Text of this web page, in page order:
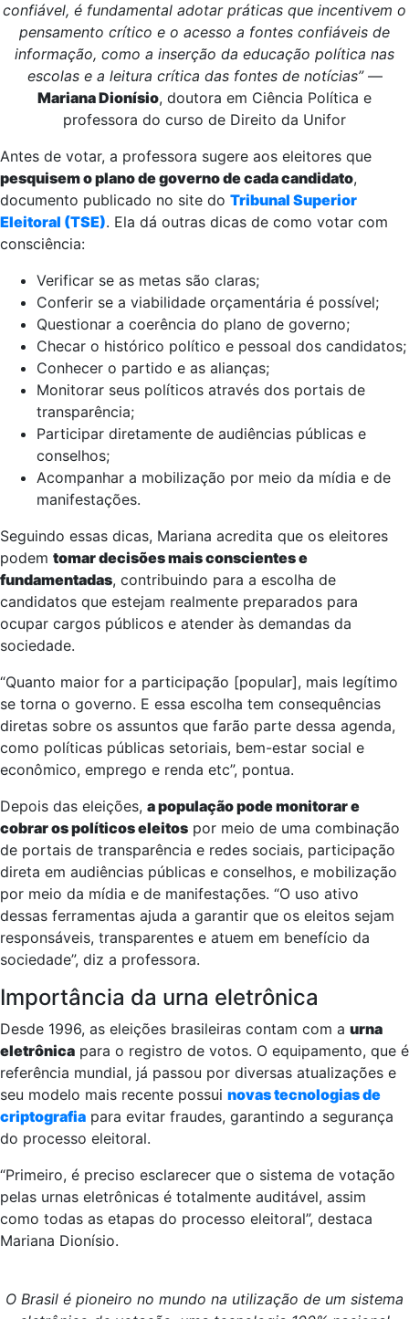
confiável, é fundamental adotar práticas que incentivem o
pensamento crítico e o acesso a fontes confiáveis de
informação, como a inserção da educação política nas
escolas e a leitura crítica das fontes de notícias”—
Mariana Dionísio, doutora em Ciência Política e
professora do curso de Direito da Unifor
Antes de votar, a professora sugere aos eleitores que
pesquisem o plano de governo de cada candidato,
documento publicado no site do Tribunal Superior
Eleitoral (TSE). Ela dá outras dicas de como votar com
consciência:
Verificar se as metas são claras;
Conferir se a viabilidade orçamentária é possível;
Questionar a coerência do plano de governo;
Checar o histórico político e pessoal dos candidatos;
Conhecer o partido e as alianças;
Monitorar seus políticos através dos portais de
transparência;
Participar diretamente de audiências públicas e
conselhos;
Acompanhar a mobilização por meio da mídia e de
manifestações.
Seguindo essas dicas, Mariana acredita que os eleitores
podem tomar decisões mais conscientes e
fundamentadas, contribuindo para a escolha de
candidatos que estejam realmente preparados para
ocupar cargos públicos e atender às demandas da
sociedade.
“Quanto maior for a participação [popular], mais legítimo
se torna o governo. E essa escolha tem consequências
diretas sobre os assuntos que farão parte dessa agenda,
como políticas públicas setoriais, bem-estar social e
econômico, emprego e renda etc”, pontua.
Depois das eleições, a população pode monitorar e
cobrar os políticos eleitos por meio de uma combinação
de portais de transparência e redes sociais, participação
direta em audiências públicas e conselhos, e mobilização
por meio da mídia e de manifestações. “O uso ativo
dessas ferramentas ajuda a garantir que os eleitos sejam
responsáveis, transparentes e atuem em benefício da
sociedade”, diz a professora.
Importância da urna eletrônica
Desde 1996, as eleições brasileiras contam com a urna
eletrônica para o registro de votos. O equipamento, que é
referência mundial, já passou por diversas atualizações e
seu modelo mais recente possui novas tecnologias de
criptografia para evitar fraudes, garantindo a segurança
do processo eleitoral.
“Primeiro, é preciso esclarecer que o sistema de votação
pelas urnas eletrônicas é totalmente auditável, assim
como todas as etapas do processo eleitoral”, destaca
Mariana Dionísio.
O Brasil é pioneiro no mundo na utilização de um sistema